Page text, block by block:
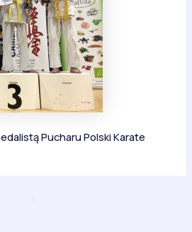
Pucharu Polski Karate